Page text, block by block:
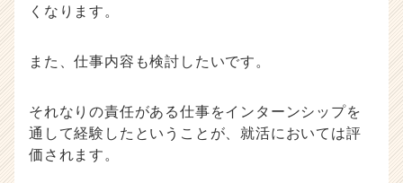
くなります。
また、仕事内容も検討したいです。
それなりの責任がある仕事をインターンシップを
通して経験したということが、就活においては評
価されます。